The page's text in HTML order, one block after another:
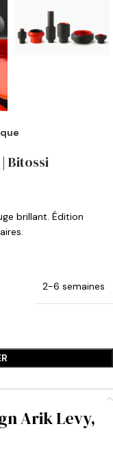
Bitossi
brillant. Édition
2-6 semaines
Arik Levy,